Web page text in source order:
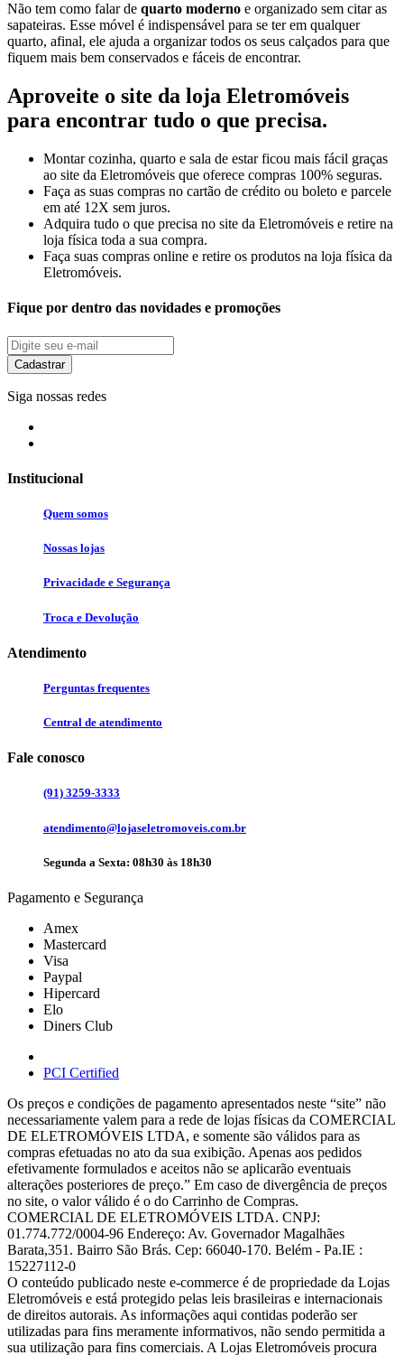
Não tem como falar de quarto moderno e organizado sem citar as
sapateiras. Esse móvel é indispensável para se ter em qualquer
quarto, afinal, ele ajuda a organizar todos os seus calçados para que
fiquem mais bem conservados e fáceis de encontrar.
Aproveite o site da loja Eletromóveis
para encontrar tudo o que precisa.
Montar cozinha, quarto e sala de estar ficou mais fácil graças
ao site da Eletromóveis que oferece compras 100% seguras.
Faça as suas compras no cartão de crédito ou boleto e parcele
em até 12X sem juros.
Adquira tudo o que precisa no site da Eletromóveis e retire na
loja física toda a sua compra.
Faça suas compras online e retire os produtos na loja física da
Eletromóveis.
Fique por dentro das novidades e promoções
Cadastrar
Siga nossas redes
Institucional
Quem somos
Nossas lojas
Privacidade e Segurança
Troca e Devolução
Atendimento
Perguntas frequentes
Central de atendimento
Fale conosco
(91) 3259-3333
atendimento@lojaseletromoveis.com.br
Segunda a Sexta: 08h30 às 18h30
Pagamento e Segurança
Amex
Mastercard
Visa
Paypal
Hipercard
Elo
Diners Club
PCI Certified
Os preços e condições de pagamento apresentados neste “site” não
necessariamente valem para a rede de lojas físicas da COMERCIAL
DE ELETROMÓVEIS LTDA, e somente são válidos para as
compras efetuadas no ato da sua exibição. Apenas aos pedidos
efetivamente formulados e aceitos não se aplicarão eventuais
alterações posteriores de preço.” Em caso de divergência de preços
no site, o valor válido é o do Carrinho de Compras.
COMERCIAL DE ELETROMÓVEIS LTDA. CNPJ:
01.774.772/0004-96 Endereço: Av. Governador Magalhães
Barata,351. Bairro São Brás. Cep: 66040-170. Belém - Pa.IE :
15227112-0
O conteúdo publicado neste e-commerce é de propriedade da Lojas
Eletromóveis e está protegido pelas leis brasileiras e internacionais
de direitos autorais. As informações aqui contidas poderão ser
utilizadas para fins meramente informativos, não sendo permitida a
sua utilização para fins comerciais. A Lojas Eletromóveis procura